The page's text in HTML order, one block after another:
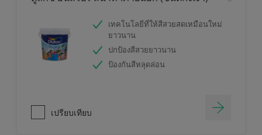
เทคโนโลยีที่ให้สีสวยสดเหมือนใหม่
ยาวนาน
ปกป้องสีสวยยาวนาน
ป้องกันสีหลุดล่อน
เปรียบเทียบ